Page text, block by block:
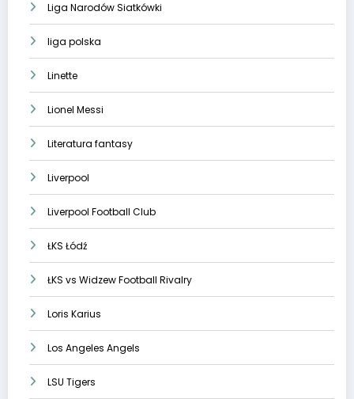
Liga Narodów Siatkówki
liga polska
Linette
Lionel Messi
Literatura fantasy
Liverpool
Liverpool Football Club
ŁKS Łódź
ŁKS vs Widzew Football Rivalry
Loris Karius
Los Angeles Angels
LSU Tigers